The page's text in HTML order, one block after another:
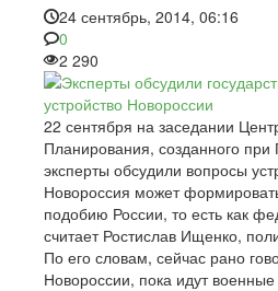
24 сентябрь, 2014, 06:16
0
2 290
22 сентября на заседании
Планирования, созданного
эксперты обсудили вопросы
Новороссия может
подобию России, то есть как
считает Ростислав Ищенко,
По его словам, сейчас рано
Новороссии, пока идут военные